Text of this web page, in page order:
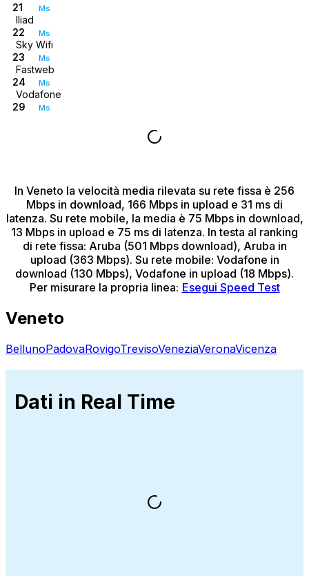
21
Ms
Iliad
22
Ms
Sky Wifi
23
Ms
Fastweb
24
Ms
Vodafone
29
Ms
In Veneto la velocità media rilevata su rete fissa è 256
Mbps in download, 166 Mbps in upload e 31 ms di
latenza. Su rete mobile, la media è 75 Mbps in download,
13 Mbps in upload e 75 ms di latenza. In testa al ranking
di rete fissa: Aruba (501 Mbps download), Aruba in
upload (363 Mbps). Su rete mobile: Vodafone in
download (130 Mbps), Vodafone in upload (18 Mbps).
Per misurare la propria linea: Esegui Speed Test
Veneto
BellunoPadovaRovigoTrevisoVeneziaVeronaVicenza
Dati in Real Time